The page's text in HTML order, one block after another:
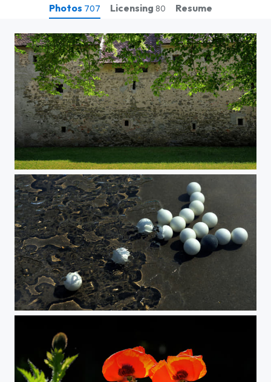
Photos 707 Licensing 80 Resume
Gemischte Bauform
Abstract